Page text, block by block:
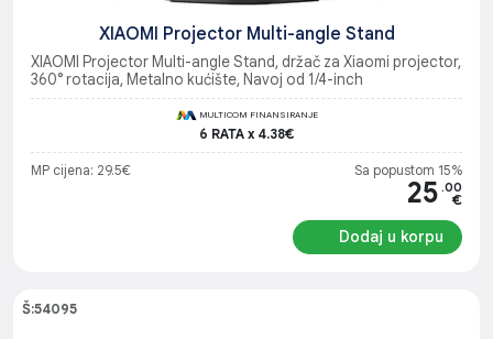
XIAOMI Projector Multi-angle Stand
XIAOMI Projector Multi-angle Stand, držač za Xiaomi projector,
360° rotacija, Metalno kućište, Navoj od 1/4-inch
MULTICOM FINANSIRANJE
6 RATA x 4.38€
MP cijena: 29.5€ Sa popustom 15%
25 .00
€
Dodaj u korpu
Š:54095